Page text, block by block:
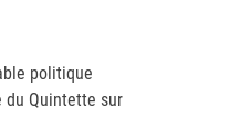
politique
du Quintette sur